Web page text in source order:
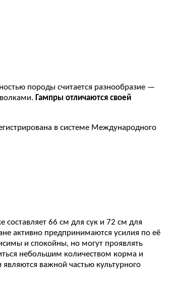
породы считается разнообразие —
Гампры отличаются своей
в системе Международного
составляет 66 см для сук и 72 см для
активно предпринимаются усилия по её
и спокойны, но могут проявлять
небольшим количеством корма и
важной частью культурного